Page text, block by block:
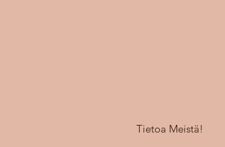
Tietoa Meistä!